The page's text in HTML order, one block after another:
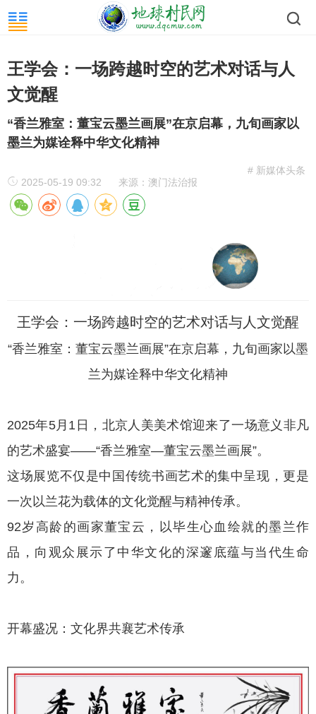
王学会：一场跨越时空的艺术对话与人
文觉醒
“香兰雅室：董宝云墨兰画展”在京启幕，九旬画家以
墨兰为媒诠释中华文化精神
# 新媒体头条
2025-05-19 09:32
来源：澳门法治报
王学会：一场跨越时空的艺术对话与人文觉醒
“香兰雅室：董宝云墨兰画展”在京启幕，九旬画家以墨
兰为媒诠释中华文化精神
2025年5月1日，北京人美美术馆迎来了一场意义非凡
的艺术盛宴——“香兰雅室—董宝云墨兰画展”。
这场展览不仅是中国传统书画艺术的集中呈现，更是
一次以兰花为载体的文化觉醒与精神传承。
92岁高龄的画家董宝云，以毕生心血绘就的墨兰作
品，向观众展示了中华文化的深邃底蕴与当代生命
力。
开幕盛况：文化界共襄艺术传承